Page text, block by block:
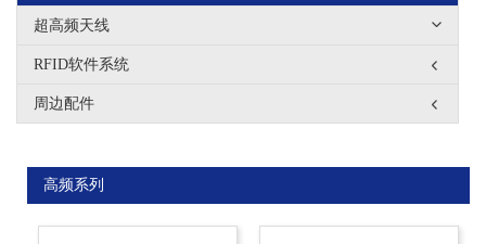
超高频天线
RFID软件系统
周边配件
高频系列